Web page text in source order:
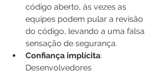
código aberto, às vezes as
equipes podem pular a revisão
do código, levando a uma falsa
sensação de segurança.
Confiança implícita:
Desenvolvedores